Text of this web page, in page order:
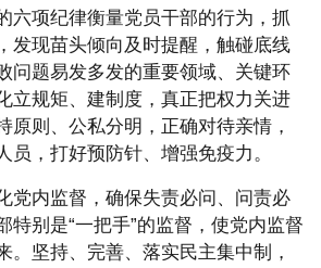
六项纪律衡量党员干部的行为，抓
发现苗头倾向及时提醒，触碰底线
问题易发多发的重要领域、关键环
立规矩、建制度，真正把权力关进
原则、公私分明，正确对待亲情，
员，打好预防针、增强免疫力。
党内监督，确保失责必问、问责必
特别是“一把手”的监督，使党内监督
。坚持、完善、落实民主集中制，